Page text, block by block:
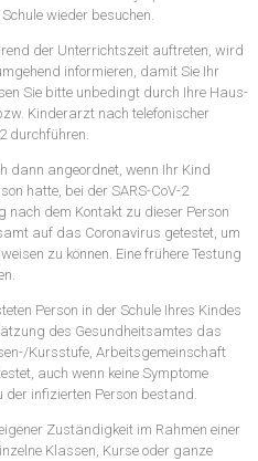
wieder besuchen.
der Unterrichtszeit auftreten, wird
informieren, damit Sie Ihr
Sie bitte unbedingt durch Ihre Haus-
Kinderarzt nach telefonischer
durchführen.
dann angeordnet, wenn Ihr Kind
hatte, bei der SARS-CoV-2
nach dem Kontakt zu dieser Person
auf das Coronavirus getestet, um
zu können. Eine frühere Testung
Person in der Schule Ihres Kindes
des Gesundheitsamtes das
Kursstufe, Arbeitsgemeinschaft
auch wenn keine Symptome
infizierten Person bestand.
Zuständigkeit im Rahmen einer
Klassen, Kurse oder ganze